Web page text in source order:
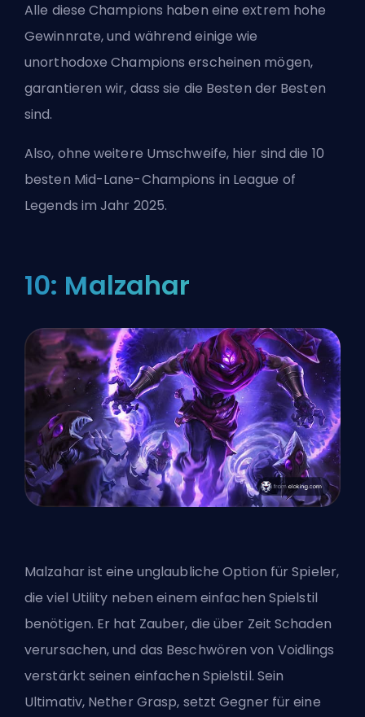
Alle diese Champions haben eine extrem hohe
Gewinnrate, und während einige wie
unorthodoxe Champions erscheinen mögen,
garantieren wir, dass sie die Besten der Besten
sind.
Also, ohne weitere Umschweife, hier sind die 10
besten Mid-Lane-Champions in League of
Legends im Jahr 2025.
10: Malzahar
Malzahar ist eine unglaubliche Option für Spieler,
die viel Utility neben einem einfachen Spielstil
benötigen. Er hat Zauber, die über Zeit Schaden
verursachen, und das Beschwören von Voidlings
verstärkt seinen einfachen Spielstil. Sein
Ultimativ, Nether Grasp, setzt Gegner für eine